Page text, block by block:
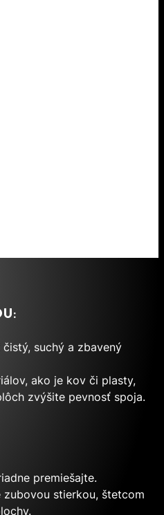
suchý a zbavený
ako je kov či plasty,
zvýšite pevnosť spoja.
premiešajte.
stierkou, štetcom